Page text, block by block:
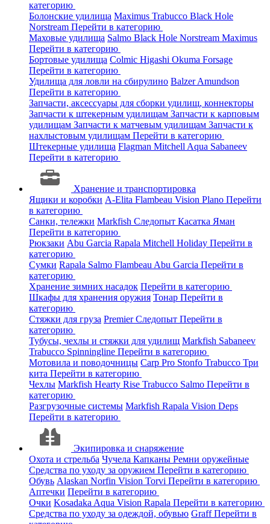
категорию
Болонские удилища Maximus Trabucco Black Hole
Norstream Перейти в категорию
Маховые удилища Salmo Black Hole Norstream Maximus
Перейти в категорию
Бортовые удилища Colmic Higashi Okuma Forsage
Перейти в категорию
Удилища для ловли на сбирулино BalzerAmundson
Перейти в категорию
Запчасти, аксессуары для сборки удилищ, коннекторы
Запчасти к штекерным удилищам Запчасти к карповым
удилищам Запчасти к матчевым удилищам Запчасти к
нахлыстовым удилищам Перейти в категорию
Штекерные удилища Flagman Mitchell Aqua Sabaneev
Перейти в категорию
Хранение и транспортировка
Ящики и коробки A-Elita Flambeau Vision Plano Перейти
в категорию
Санки, тележки Markfish Следопыт Касатка Яман
Перейти в категорию
Рюкзаки Abu Garcia Rapala Mitchell Holiday Перейти в
категорию
Сумки Rapala Salmo Flambeau Abu Garcia Перейти в
категорию
Хранение зимних насадок Перейти в категорию
Шкафы для хранения оружия Тонар Перейти в
категорию
Стяжки для груза PremierСледопыт Перейти в
категорию
Тубусы, чехлы и стяжки для удилищ Markfish Sabaneev
Trabucco Spinningline Перейти в категорию
Мотовила и поводочницы Carp Pro Stonfo Trabucco Три
кита Перейти в категорию
Чехлы Markfish Hearty Rise Trabucco Salmo Перейти в
категорию
Разгрузочные системы Markfish Rapala Vision Deps
Перейти в категорию
Экипировка и снаряжение
Охота и стрельба Чучела Капканы Ремни оружейные
Средства по уходу за оружием Перейти в категорию
Обувь Alaskan Norfin Vision Torvi Перейти в категорию
Аптечки Перейти в категорию
Очки Kosadaka Aqua Vision Rapala Перейти в категорию
Средства по уходу за одеждой, обувью GraffПерейти в